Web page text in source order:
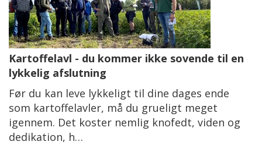
Kartoffelavl - du kommer ikke sovende til en
lykkelig afslutning
Før du kan leve lykkeligt til dine dages ende
som kartoffelavler, må du grueligt meget
igennem. Det koster nemlig knofedt, viden og
dedikation, h…